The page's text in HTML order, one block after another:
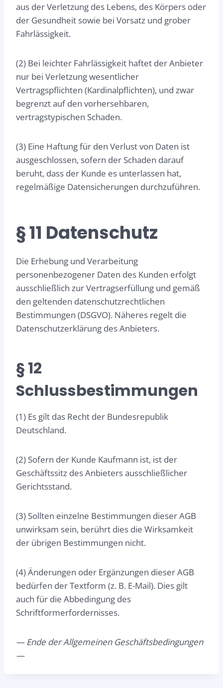
aus der Verletzung des Lebens, des Körpers oder
der Gesundheit sowie bei Vorsatz und grober
Fahrlässigkeit.
(2) Bei leichter Fahrlässigkeit haftet der Anbieter
nur bei Verletzung wesentlicher
Vertragspflichten (Kardinalpflichten), und zwar
begrenzt auf den vorhersehbaren,
vertragstypischen Schaden.
(3) Eine Haftung für den Verlust von Daten ist
ausgeschlossen, sofern der Schaden darauf
beruht, dass der Kunde es unterlassen hat,
regelmäßige Datensicherungen durchzuführen.
§ 11 Datenschutz
Die Erhebung und Verarbeitung
personenbezogener Daten des Kunden erfolgt
ausschließlich zur Vertragserfüllung und gemäß
den geltenden datenschutzrechtlichen
Bestimmungen (DSGVO). Näheres regelt die
Datenschutzerklärung des Anbieters.
§ 12
Schlussbestimmungen
(1) Es gilt das Recht der Bundesrepublik
Deutschland.
(2) Sofern der Kunde Kaufmann ist, ist der
Geschäftssitz des Anbieters ausschließlicher
Gerichtsstand.
(3) Sollten einzelne Bestimmungen dieser AGB
unwirksam sein, berührt dies die Wirksamkeit
der übrigen Bestimmungen nicht.
(4) Änderungen oder Ergänzungen dieser AGB
bedürfen der Textform (z. B. E-Mail). Dies gilt
auch für die Abbedingung des
Schriftformerfordernisses.
— Ende der Allgemeinen Geschäftsbedingungen
—